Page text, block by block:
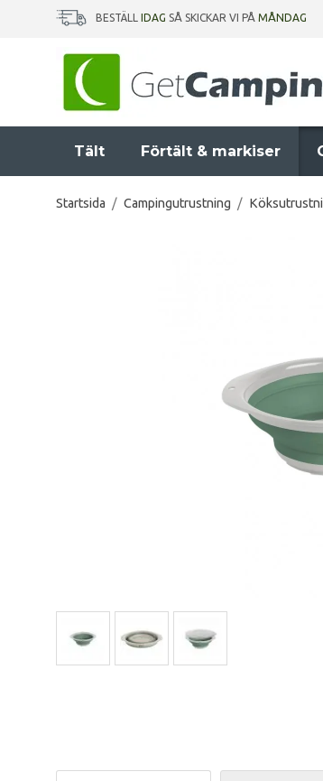
BESTÄLL IDAG SÅ SKICKAR VI PÅ MÅNDAG
Tält Förtält & markiser
Startsida / Campingutrustning /